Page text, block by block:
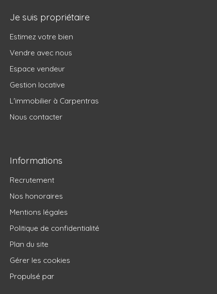
Je suis propriétaire
Estimez votre bien
Vendre avec nous
Espace vendeur
Gestion locative
L'immobilier à Carpentras
Nous contacter
Informations
Recrutement
Nos honoraires
Mentions légales
Politique de confidentialité
Plan du site
Gérer les cookies
Propulsé par